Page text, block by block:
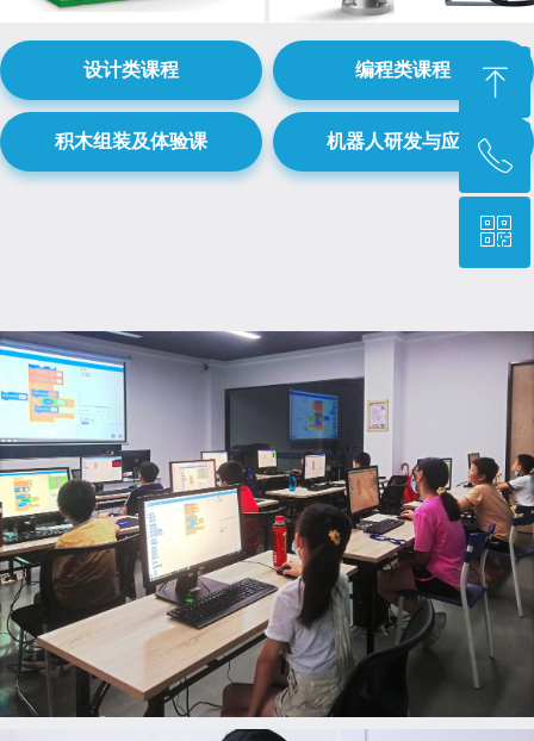
设计类课程 编程类课程
积木组装及体验课 机器人研发与应用
ꁸ
回到顶部
ꂅ
0769-87777455转2504
ꀥ